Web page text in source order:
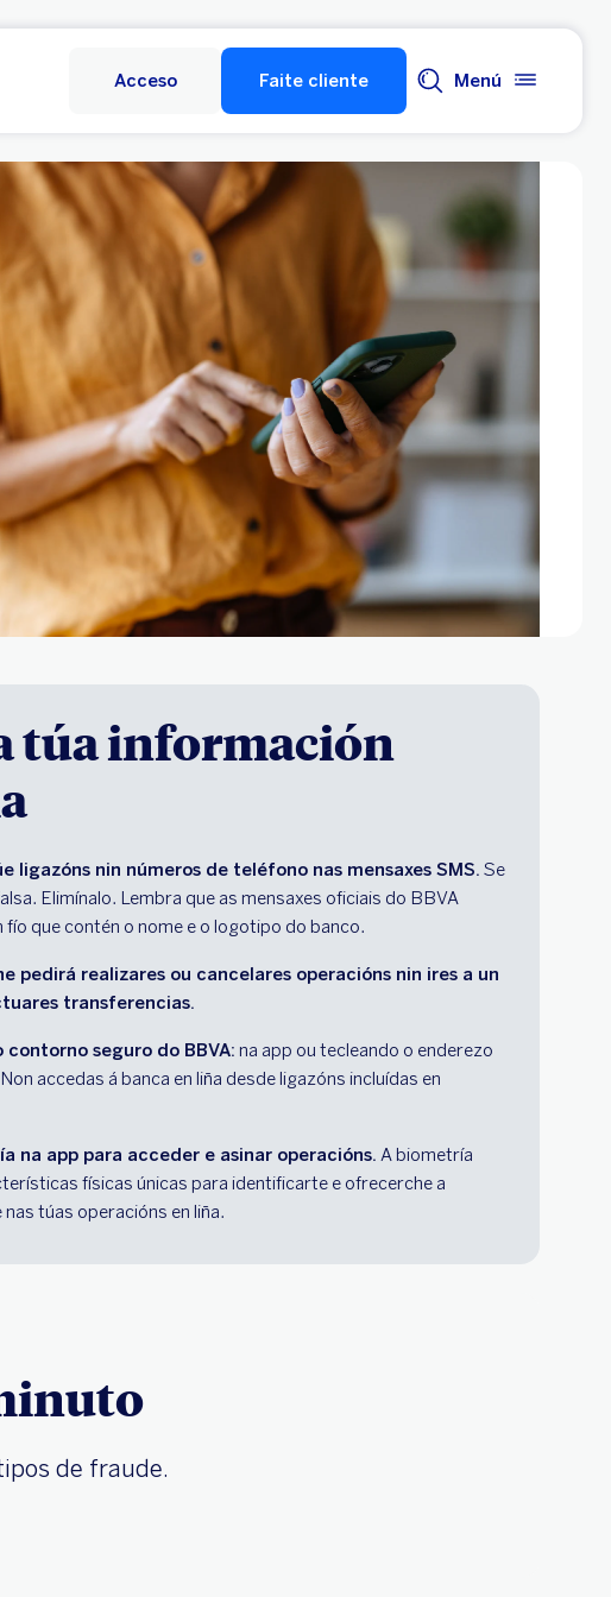
Acceso Faite cliente Menú
túa información
ligazóns nin números de teléfono nas mensaxes SMS. Se
Elimínalo. Lembra que as mensaxes oficiais do BBVA
fío que contén o nome e o logotipo do banco.
pedirá realizares ou cancelares operacións nin ires a un
transferencias.
contorno seguro do BBVA: na app ou tecleando o enderezo
accedas á banca en liña desde ligazóns incluídas en
na app para acceder e asinar operacións. A biometría
físicas únicas para identificarte e ofrecerche a
túas operacións en liña.
de fraude.